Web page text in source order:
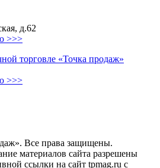
д.62
>>>
>>>
Все права защищены.
материалов сайта разрешены
ссылки на сайт tpmag.ru с